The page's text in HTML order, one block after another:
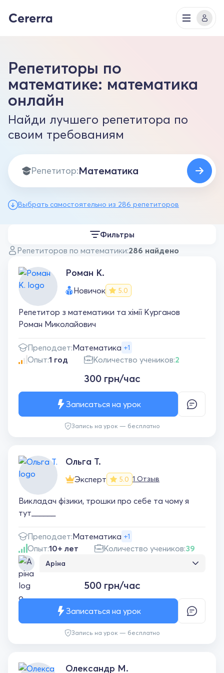
Репетиторы по
математике: математика
онлайн
Найди лучшего репетитора по
своим требованиям
Репетитор:
Выбрать самостоятельно из 286 репетиторов
Репетиторов по математики:286 найдено
Фильтры
Роман К.
Новичок 5.0
Репетитор з математики та хімії Курганов
Роман Миколайович
Преподает:Математика +1
Опыт:1 год Количество учеников:2
300 грн/час
Запись на урок — бесплатно
Записаться на урок
Ольга Т.
Эксперт 5.0 1 Отзыв
Викладач фізики, трошки про себе та чому я
тут______
Преподает:Математика +1
Опыт:10+ лет Количество учеников:39
Аріна
працюватимемо500 грн/час
Запись на урок — бесплатно
Записаться на урок
Олександр М.